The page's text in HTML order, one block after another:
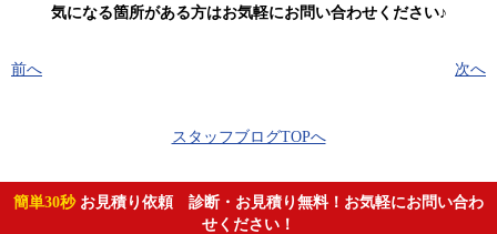
気になる箇所がある方はお気軽にお問い合わせください♪
前へ 次へ
スタッフブログTOPへ
簡単30秒 お見積り依頼 診断・お見積り無料！お気軽にお問い合わ
せください！